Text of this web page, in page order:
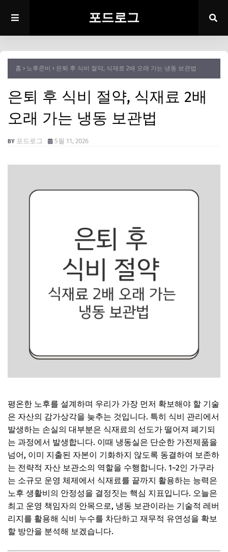
포드로그
홈 노후준비 은퇴 후 식비 절약, 식재료 2배 오래 가는 냉동 보관법
은퇴 후 식비 절약, 식재료 2배
오래 가는 냉동 보관법
포드로그 5월 11, 2026
평온한 노후를 설계하며 우리가 가장 먼저 확보해야 할 기술
은 자산의 감가상각을 늦추는 것입니다. 특히 식비 관리에서
발생하는 손실의 대부분은 식재료의 선도가 떨어져 폐기되
는 과정에서 발생합니다. 이때 냉동실은 단순한 가전제품을
넘어, 이미 지출된 자본이 기화하지 않도록 동결하여 보존하
는 전략적 자산 보관소의 역할을 수행합니다. 1~2인 가구라
는 소규모 운영 체제에서 식재료를 끝까지 활용하는 능력은
노후 생활비의 안정성을 결정짓는 핵심 지표입니다. 오늘은
최고 운영 책임자의 안목으로, 냉동 보관이라는 기술적 레버
리지를 활용해 식비 누수를 차단하고 재무적 유연성을 확보
할 방안을 분석해 보겠습니다.